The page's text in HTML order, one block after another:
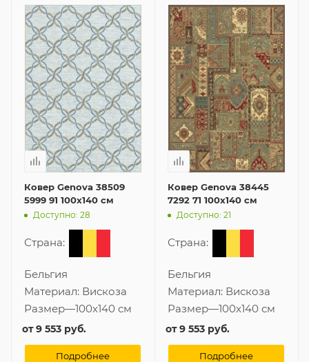
Ковер Genova 38509
5999 91 100x140 см
Доступно: 28
Страна:
Бельгия
Материал: Вискоза
Размер—100x140 см
от9 553 руб.
Подробнее
Ковер Genova 38445
7292 71 100x140 см
Доступно: 21
Страна:
Бельгия
Материал: Вискоза
Размер—100x140 см
от9 553 руб.
Подробнее